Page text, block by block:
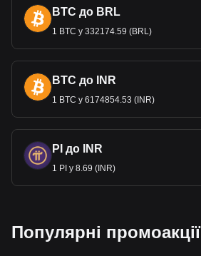
BTC до BRL
1 BTC у 332174.59 (BRL)
BTC до INR
1 BTC у 6174854.53 (INR)
PI до INR
1 PI у 8.69 (INR)
Популярні промоакції